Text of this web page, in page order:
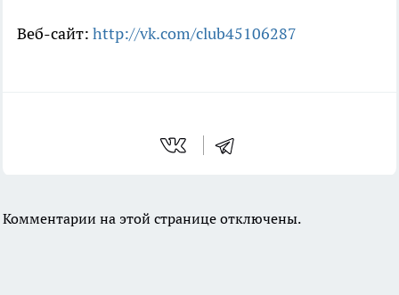
Веб-сайт: http://vk.com/club45106287
Комментарии на этой странице отключены.